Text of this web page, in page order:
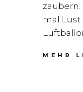
mal
MEHR